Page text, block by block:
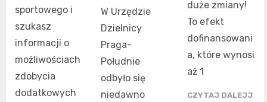
sportowego i
szukasz
informacji o
możliwościach
zdobycia
dodatkowych
W Urzędzie
Dzielnicy
Praga-
Południe
odbyło się
niedawno
duże zmiany!
To efekt
dofinansowani
a, które wynosi
aż 1
CZYTAJ DALEJJ